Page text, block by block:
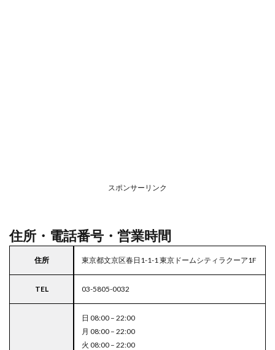
城石
井
区の
スポンサーリンク
住所・電話番号・営業時間
住所 東京都文京区春日1-1-1 東京ドームシティラクーア1F
TEL 03-5805-0032
日 08:00 – 22:00
月 08:00 – 22:00
火 08:00 – 22:00